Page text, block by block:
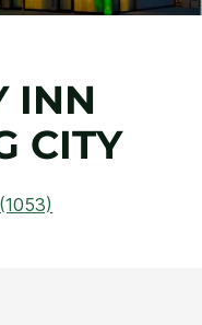
INN
CITY
1053
(1053)